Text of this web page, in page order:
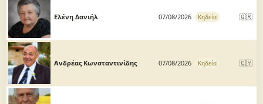
Ελένη Δανιήλ 07/08/2026 Κηδεία 🇬🇷
Ανδρέας Κωνσταντινίδης 07/08/2026 Κηδεία 🇨🇾